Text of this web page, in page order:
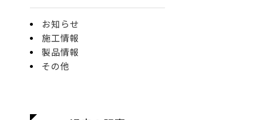
お知らせ
施工情報
製品情報
その他